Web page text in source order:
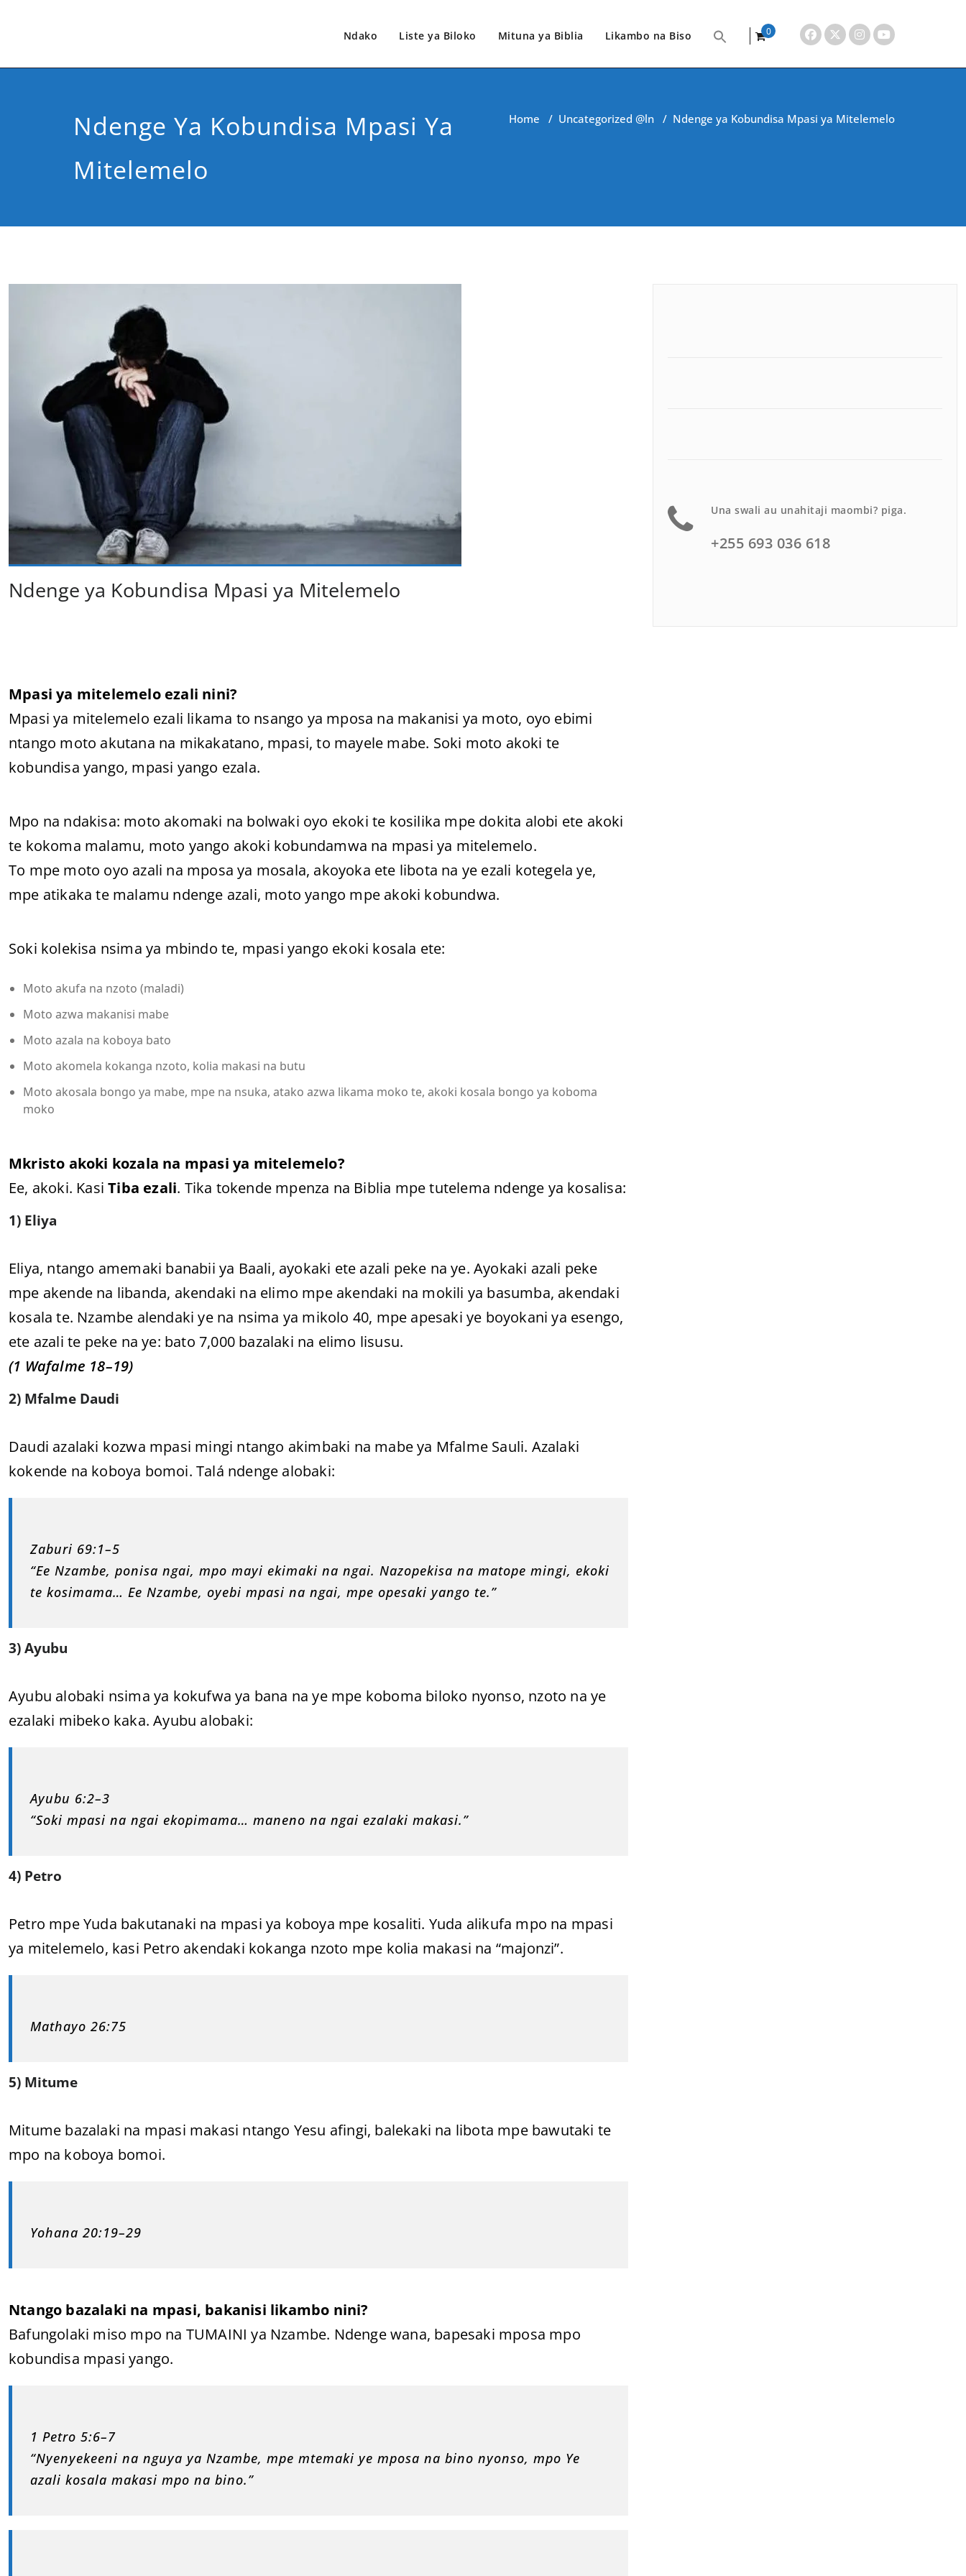
Ndako Liste ya Biloko Mituna ya Biblia Likambo na Biso
0
Ndenge Ya Kobundisa Mpasi Ya
Mitelemelo
Home / Uncategorized @ln / Ndenge ya Kobundisa Mpasi ya Mitelemelo
Ndenge ya Kobundisa Mpasi ya Mitelemelo
Mpasi ya mitelemelo ezali nini?
Mpasi ya mitelemelo ezali likama to nsango ya mposa na makanisi ya moto, oyo ebimi
ntango moto akutana na mikakatano, mpasi, to mayele mabe. Soki moto akoki te
kobundisa yango, mpasi yango ezala.
Mpo na ndakisa: moto akomaki na bolwaki oyo ekoki te kosilika mpe dokita alobi ete akoki
te kokoma malamu, moto yango akoki kobundamwa na mpasi ya mitelemelo.
To mpe moto oyo azali na mposa ya mosala, akoyoka ete libota na ye ezali kotegela ye,
mpe atikaka te malamu ndenge azali, moto yango mpe akoki kobundwa.
Soki kolekisa nsima ya mbindo te, mpasi yango ekoki kosala ete:
Moto akufa na nzoto (maladi)
Moto azwa makanisi mabe
Moto azala na koboya bato
Moto akomela kokanga nzoto, kolia makasi na butu
Moto akosala bongo ya mabe, mpe na nsuka, atako azwa likama moko te, akoki kosala bongo ya koboma
moko
Mkristo akoki kozala na mpasi ya mitelemelo?
Ee, akoki. KasiTiba ezali. Tika tokende mpenza na Biblia mpe tutelema ndenge ya kosalisa:
1) Eliya
Eliya, ntango amemaki banabii ya Baali, ayokaki ete azali peke na ye. Ayokaki azali peke
mpe akende na libanda, akendaki na elimo mpe akendaki na mokili ya basumba, akendaki
kosala te. Nzambe alendaki ye na nsima ya mikolo 40, mpe apesaki ye boyokani ya esengo,
ete azali te peke na ye: bato 7,000 bazalaki na elimo lisusu.
(1 Wafalme 18–19)
2) Mfalme Daudi
Daudi azalaki kozwa mpasi mingi ntango akimbaki na mabe ya Mfalme Sauli. Azalaki
kokende na koboya bomoi. Talá ndenge alobaki:
Zaburi 69:1–5
“Ee Nzambe, ponisa ngai, mpo mayi ekimaki na ngai. Nazopekisa na matope mingi, ekoki
te kosimama… Ee Nzambe, oyebi mpasi na ngai, mpe opesaki yango te.”
3) Ayubu
Ayubu alobaki nsima ya kokufwa ya bana na ye mpe koboma biloko nyonso, nzoto na ye
ezalaki mibeko kaka. Ayubu alobaki:
Ayubu 6:2–3
“Soki mpasi na ngai ekopimama… maneno na ngai ezalaki makasi.”
4) Petro
Petro mpe Yuda bakutanaki na mpasi ya koboya mpe kosaliti. Yuda alikufa mpo na mpasi
ya mitelemelo, kasi Petro akendaki kokanga nzoto mpe kolia makasi na “majonzi”.
Mathayo 26:75
5) Mitume
Mitume bazalaki na mpasi makasi ntango Yesu afingi, balekaki na libota mpe bawutaki te
mpo na koboya bomoi.
Yohana 20:19–29
Ntango bazalaki na mpasi, bakanisi likambo nini?
Bafungolaki miso mpo na TUMAINI ya Nzambe. Ndenge wana, bapesaki mposa mpo
kobundisa mpasi yango.
1 Petro 5:6–7
“Nyenyekeeni na nguya ya Nzambe, mpe mtemaki ye mposa na bino nyonso, mpo Ye
azali kosala makasi mpo na bino.”
Una swali au unahitaji maombi? piga.
+255 693 036 618